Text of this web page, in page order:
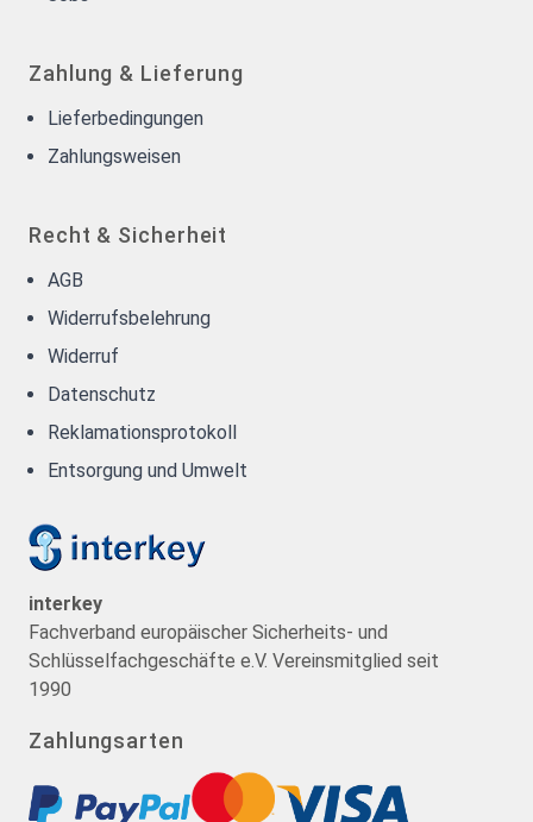
Zahlung & Lieferung
Lieferbedingungen
Zahlungsweisen
Recht & Sicherheit
AGB
Widerrufsbelehrung
Widerruf
Datenschutz
Reklamationsprotokoll
Entsorgung und Umwelt
interkey
Fachverband europäischer Sicherheits- und
Schlüsselfachgeschäfte e.V. Vereinsmitglied seit
1990
Zahlungsarten